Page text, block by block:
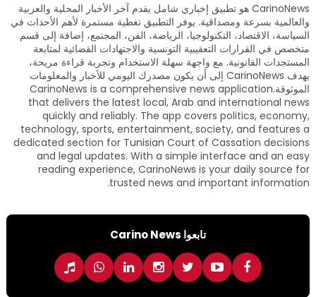
CarinoNews هو تطبيق إخباري شامل يقدم آخر الأخبار المحلية والعربية
والعالمية بسرعة ومصداقية. يوفر التطبيق تغطية مستمرة لأهم الأحداث في
السياسة، الاقتصاد، التكنولوجيا، الرياضة، الفن، المجتمع، إضافة إلى قسم
متخصص في القرارات التعقيبية التونسية والاجتهادات القضائية لمتابعة
المستجدات القانونية. مع واجهة سهلة الاستخدام وتجربة قراءة مريحة،
يهدف CarinoNews إلى أن يكون مصدرك اليومي للأخبار والمعلومات
الموثوقة.CarinoNews is a comprehensive news application
that delivers the latest local, Arab and international news
quickly and reliably. The app covers politics, economy,
technology, sports, entertainment, society, and features a
dedicated section for Tunisian Court of Cassation decisions
and legal updates. With a simple interface and an easy
reading experience, CarinoNews is your daily source for
trusted news and important information.
تابعوا Carino News